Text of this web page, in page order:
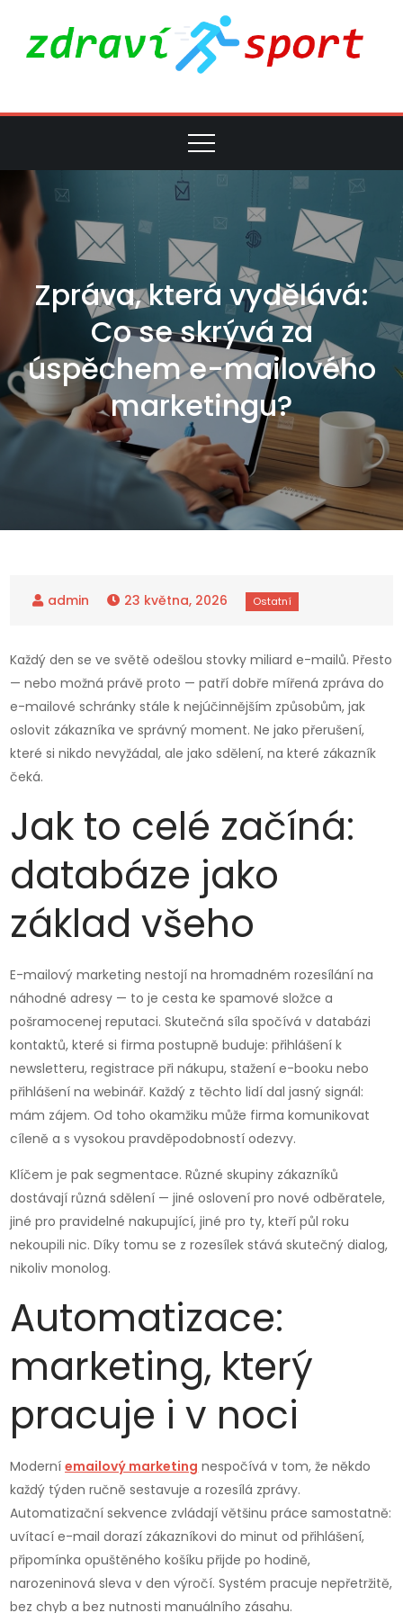
content
sportovně založené lidi
Zpráva, která vydělává:
Co se skrývá za
úspěchem e-mailového
marketingu?
23 května, 2026
Každý den se ve světě odešlou stovky miliard e-mailů. Přesto
— nebo možná právě proto — patří dobře mířená zpráva do
e-mailové schránky stále k nejúčinnějším způsobům, jak
oslovit zákazníka ve správný moment. Ne jako přerušení,
které si nikdo nevyžádal, ale jako sdělení, na které zákazník
čeká.
Jak to celé začíná:
databáze jako
základ všeho
E-mailový marketing nestojí na hromadném rozesílání na
náhodné adresy — to je cesta ke spamové složce a
pošramocenej reputaci. Skutečná síla spočívá v databázi
kontaktů, které si firma postupně buduje: přihlášení k
newsletteru, registrace při nákupu, stažení e-booku nebo
přihlášení na webinář. Každý z těchto lidí dal jasný signál:
mám zájem. Od toho okamžiku může firma komunikovat
cíleně a s vysokou pravděpodobností odezvy.
Klíčem je pak segmentace. Různé skupiny zákazníků
dostávají různá sdělení — jiné oslovení pro nové odběratele,
jiné pro pravidelné nakupující, jiné pro ty, kteří půl roku
nekoupili nic. Díky tomu se z rozesílek stává skutečný dialog,
nikoliv monolog.
Automatizace:
marketing, který
pracuje i v noci
Moderníemailový marketing nespočívá v tom, že někdo
každý týden ručně sestavuje a rozesílá zprávy.
Automatizační sekvence zvládají většinu práce samostatně:
uvítací e-mail dorazí zákazníkovi do minut od přihlášení,
připomínka opuštěného košíku přijde po hodině,
narozeninová sleva v den výročí. Systém pracuje nepřetržitě,
bez chyb a bez nutnosti manuálního zásahu.